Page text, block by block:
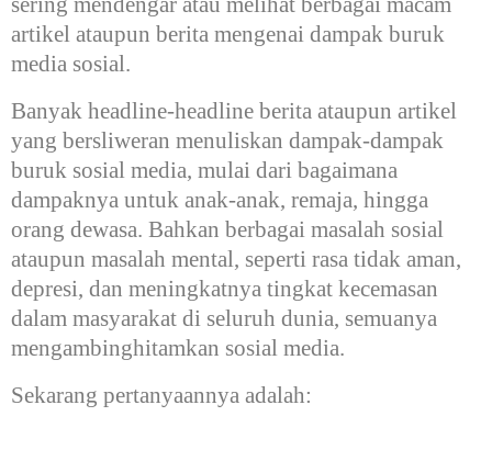
artikel ataupun berita mengenai dampak buruk
media sosial.
Banyak headline-headline berita ataupun artikel
yang bersliweran menuliskan dampak-dampak
buruk sosial media, mulai dari bagaimana
dampaknya untuk anak-anak, remaja, hingga
orang dewasa. Bahkan berbagai masalah sosial
ataupun masalah mental, seperti rasa tidak aman,
depresi, dan meningkatnya tingkat kecemasan
dalam masyarakat di seluruh dunia, semuanya
mengambinghitamkan sosial media.
Sekarang pertanyaannya adalah: